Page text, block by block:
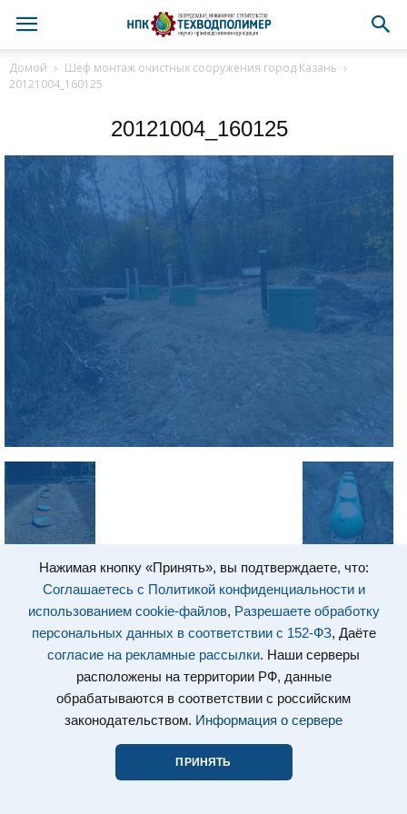
Нажимая кнопку «Принять», вы подтверждаете, что:
Соглашаетесь с Политикой конфиденциальности и
использованием cookie-файлов, Разрешаете обработку
персональных данных в соответствии с 152-ФЗ, Даёте
согласие на рекламные рассылки. Наши серверы
расположены на территории РФ, данные
обрабатываются в соответствии с российским
законодательством. Информация о сервере
ПРИНЯТЬ
Домой
Шеф монтаж очистных сооружения город Казань
20121004_160125
20121004_160125